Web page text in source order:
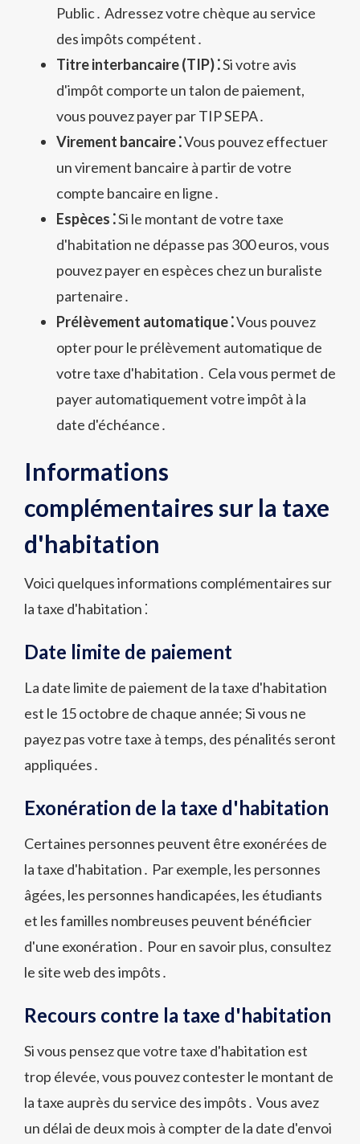
Public․ Adressez votre chèque au service
des impôts compétent․
Titre interbancaire (TIP) ⁚Si votre avis
d'impôt comporte un talon de paiement,
vous pouvez payer par TIP SEPA․
Virement bancaire ⁚Vous pouvez effectuer
un virement bancaire à partir de votre
compte bancaire en ligne․
Espèces ⁚Si le montant de votre taxe
d'habitation ne dépasse pas 300 euros, vous
pouvez payer en espèces chez un buraliste
partenaire․
Prélèvement automatique ⁚Vous pouvez
opter pour le prélèvement automatique de
votre taxe d'habitation․ Cela vous permet de
payer automatiquement votre impôt à la
date d'échéance․
Informations
complémentaires sur la taxe
d'habitation
Voici quelques informations complémentaires sur
la taxe d'habitation ⁚
Date limite de paiement
La date limite de paiement de la taxe d'habitation
est le 15 octobre de chaque année; Si vous ne
payez pas votre taxe à temps, des pénalités seront
appliquées․
Exonération de la taxe d'habitation
Certaines personnes peuvent être exonérées de
la taxe d'habitation․ Par exemple, les personnes
âgées, les personnes handicapées, les étudiants
et les familles nombreuses peuvent bénéficier
d'une exonération․ Pour en savoir plus, consultez
le site web des impôts․
Recours contre la taxe d'habitation
Si vous pensez que votre taxe d'habitation est
trop élevée, vous pouvez contester le montant de
la taxe auprès du service des impôts․ Vous avez
un délai de deux mois à compter de la date d'envoi